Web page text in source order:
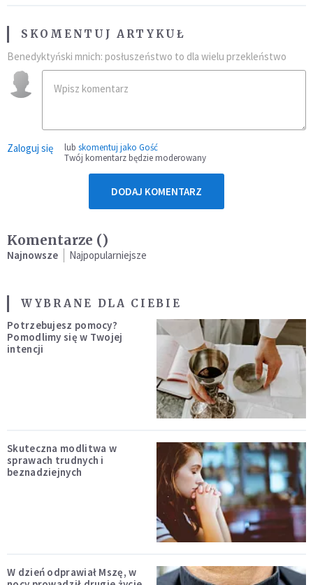
SKOMENTUJ ARTYKUŁ
Benedyktyński mnich: posłuszeństwo to dla wielu przekleństwo
Zaloguj się lub skomentuj jako Gość
Twój komentarz będzie moderowany
DODAJ KOMENTARZ
Komentarze ()
Najnowsze Najpopularniejsze
WYBRANE DLA CIEBIE
Potrzebujesz pomocy?
Pomodlimy się w Twojej
intencji
Skuteczna modlitwa w
sprawach trudnych i
beznadziejnych
W dzień odprawiał Mszę, w